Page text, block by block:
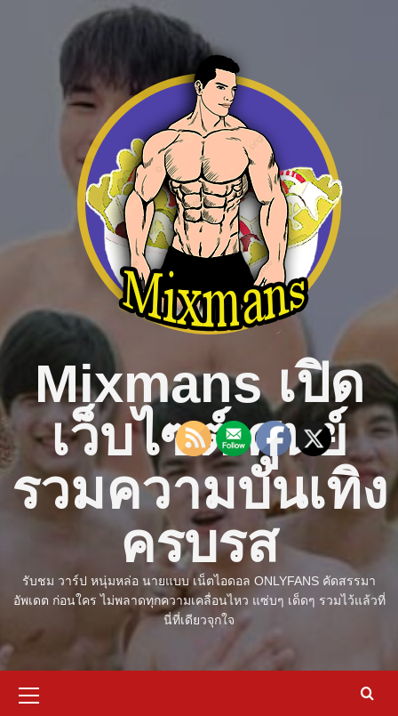
Mixmans เปิด
เว็บไซต์ ศูนย์
รวมความบันเทิง
ครบรส
รับชม วาร์ป หนุ่มหล่อ นายแบบ เน็ตไอดอล ONLYFANS คัดสรรมา
อัพเดต ก่อนใคร ไม่พลาดทุกความเคลื่อนไหว แซ่บๆ เด็ดๆ รวมไว้แล้วที่
นี่ที่เดียวจุกใจ
Menu